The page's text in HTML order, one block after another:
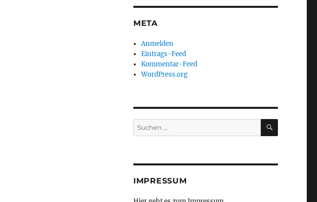
META
Anmelden
Eintrags-Feed
Kommentar-Feed
WordPress.org
Suchen
nach:
SUCHEN
IMPRESSUM